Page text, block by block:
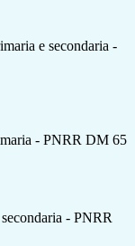
e secondaria -
- PNRR DM 65
- PNRR